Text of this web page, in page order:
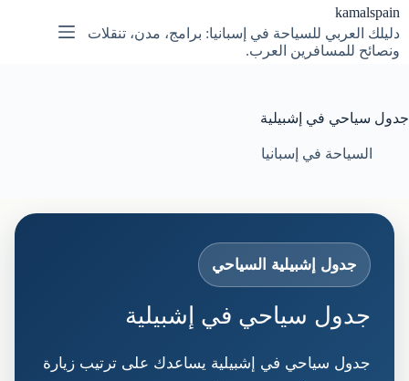
التجاوز
إلى
المحتوى
kamalspain
دليلك العربي للسياحة في إسبانيا: برامج، مدن، تنقلات
ونصائح للمسافرين العرب.
جدول سياحي في إشبيلية
السياحة في إسبانيا
جدول إشبيلية السياحي
جدول سياحي في إشبيلية
جدول سياحي في إشبيلية يساعدك على ترتيب زيارة